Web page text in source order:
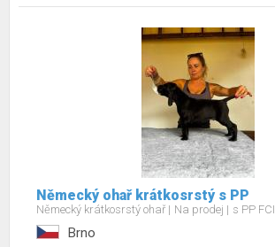
Německý ohař krátkosrstý s PP
Německý krátkosrstý ohař Na prodej s PP FCI
Brno